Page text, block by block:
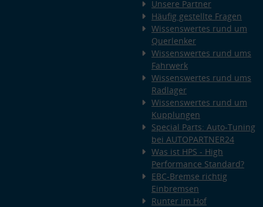
Unsere Partner
Häufig gestellte Fragen
Wissenswertes rund um
Querlenker
Wissenswertes rund ums
Fahrwerk
Wissenswertes rund ums
Radlager
Wissenswertes rund um
Kupplungen
Special Parts: Auto-Tuning
bei AUTOPARTNER24
Was ist HPS - High
Performance Standard?
EBC-Bremse richtig
Einbremsen
Runter im Hof